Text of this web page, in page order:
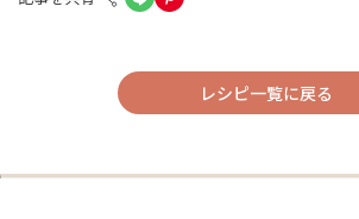
レシピ一覧に戻る